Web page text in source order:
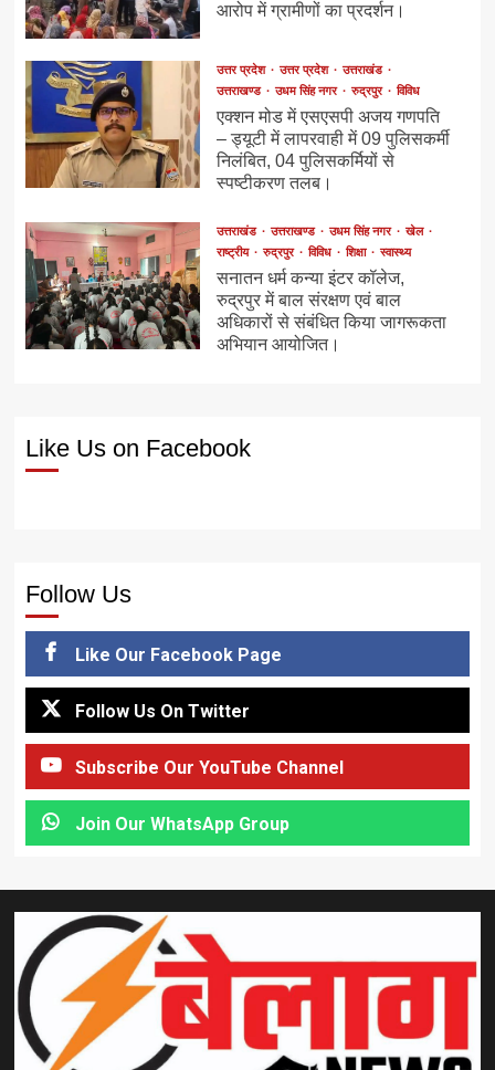
आरोप में ग्रामीणों का प्रदर्शन।
उत्तर प्रदेश उत्तर प्रदेश
उत्तराखंड
उत्तराखण्ड
उधम सिंह नगर रुद्रपुर विविध
एक्शन मोड में एसएसपी अजय गणपति
– ड्यूटी में लापरवाही में 09 पुलिसकर्मी
निलंबित, 04 पुलिसकर्मियों से
स्पष्टीकरण तलब।
उत्तराखंड उत्तराखण्ड उधम सिंह नगर
खेल
राष्ट्रीय
रुद्रपुर विविध शिक्षा स्वास्थ्य
सनातन धर्म कन्या इंटर कॉलेज,
रुद्रपुर में बाल संरक्षण एवं बाल
अधिकारों से संबंधित किया जागरूकता
अभियान आयोजित।
Like Us on Facebook
Follow Us
Like Our Facebook Page
Follow Us On Twitter
Subscribe Our YouTube Channel
Join Our WhatsApp Group